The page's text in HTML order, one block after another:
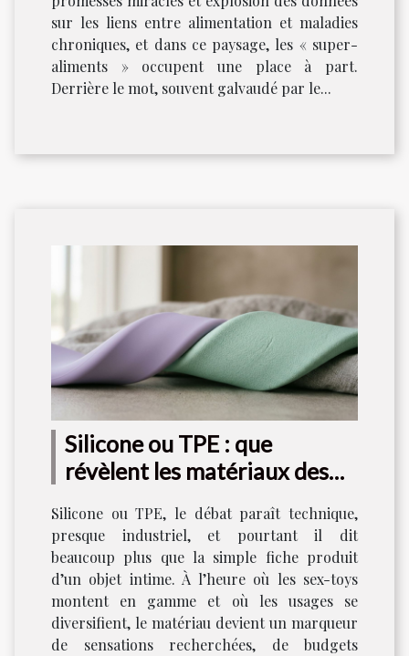
sur les liens entre alimentation et maladies
chroniques, et dans ce paysage, les « super-
aliments » occupent une place à part.
Derrière le mot, souvent galvaudé par le...
Silicone ou TPE : que
révèlent les matériaux des
plaisir ?
Silicone ou TPE, le débat paraît technique,
presque industriel, et pourtant il dit
beaucoup plus que la simple fiche produit
d’un objet intime. À l’heure où les sex-toys
montent en gamme et où les usages se
diversifient, le matériau devient un marqueur
de sensations recherchées, de budgets